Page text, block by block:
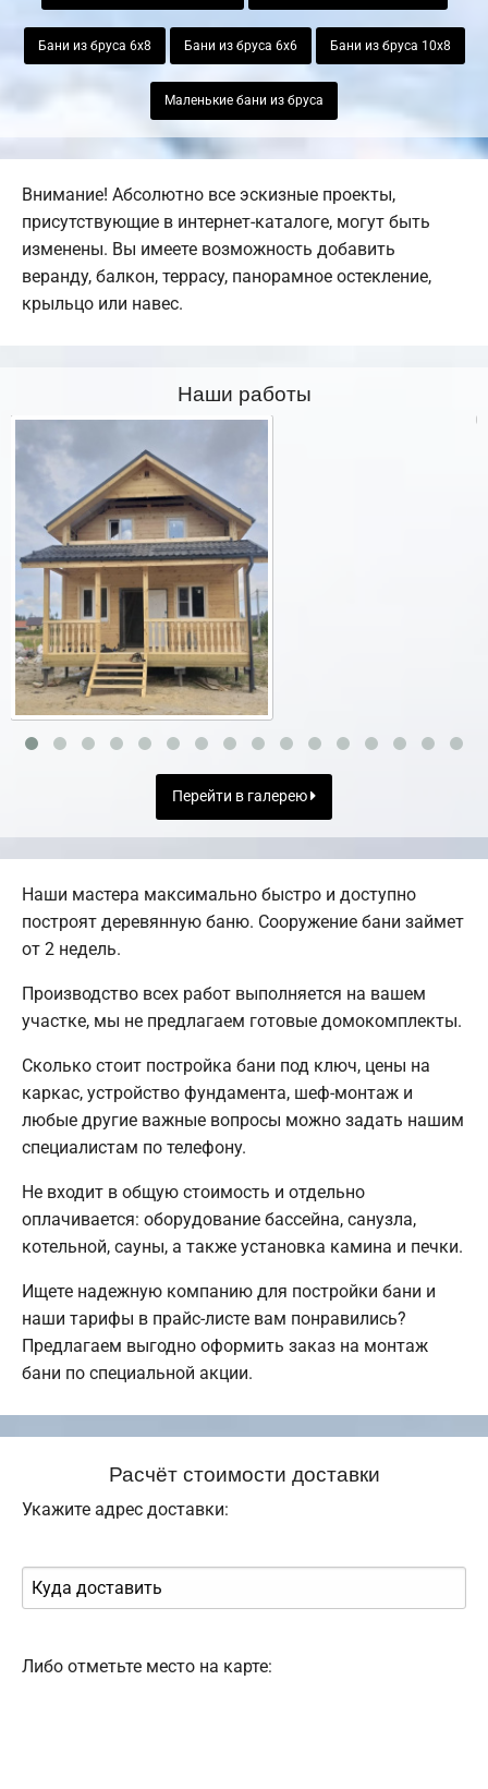
Бани из бруса 6х8 Бани из бруса 6х6 Бани из бруса 10х8
Маленькие бани из бруса
Внимание! Абсолютно все эскизные проекты,
присутствующие в интернет-каталоге, могут быть
изменены. Вы имеете возможность добавить
веранду, балкон, террасу, панорамное остекление,
крыльцо или навес.
Наши работы
Перейти в галерею
Наши мастера максимально быстро и доступно
построят деревянную баню. Сооружение бани займет
от 2 недель.
Производство всех работ выполняется на вашем
участке, мы не предлагаем готовые домокомплекты.
Сколько стоит постройка бани под ключ, цены на
каркас, устройство фундамента, шеф-монтаж и
любые другие важные вопросы можно задать нашим
специалистам по телефону.
Не входит в общую стоимость и отдельно
оплачивается: оборудование бассейна, санузла,
котельной, сауны, а также установка камина и печки.
Ищете надежную компанию для постройки бани и
наши тарифы в прайс-листе вам понравились?
Предлагаем выгодно оформить заказ на монтаж
бани по специальной акции.
Расчёт стоимости доставки
Укажите адрес доставки:
Либо отметьте место на карте: